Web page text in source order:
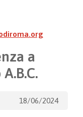
a
18/06/2024